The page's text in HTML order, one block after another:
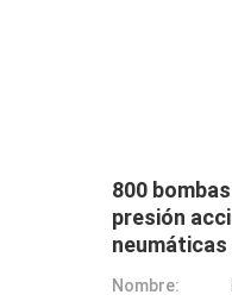
2l/Min Fuel
HDP1100-X
W-X
WäRtsilä